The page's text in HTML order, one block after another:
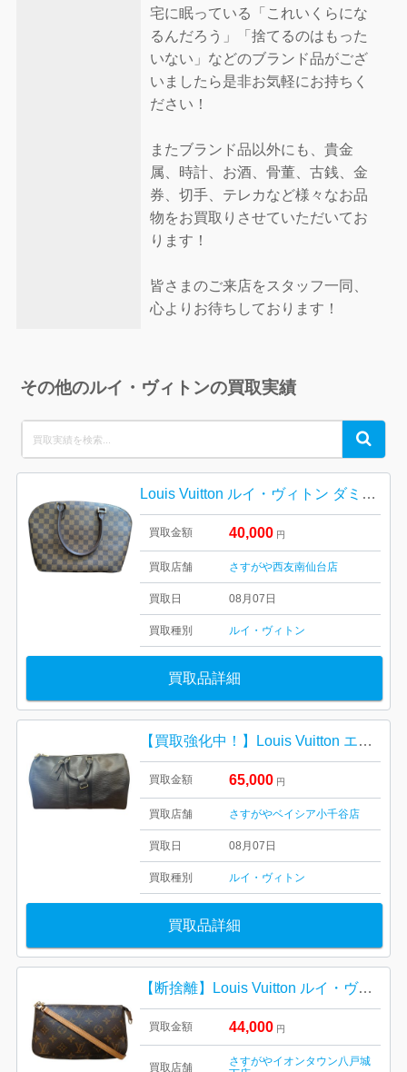
宅に眠っている「これいくらにな
るんだろう」「捨てるのはもった
いない」などのブランド品がござ
いましたら是非お気軽にお持ちく
ださい！
またブランド品以外にも、貴金
属、時計、お酒、骨董、古銭、金
券、切手、テレカなど様々なお品
物をお買取りさせていただいてお
ります！
皆さまのご来店をスタッフ一同、
心よりお待ちしております！
その他のルイ・ヴィトンの買取実績
for:
Search
Louis Vuitton ルイ・ヴィトン ダミエ・エベヌ キャンバス
買取金額 40,000 円
買取店舗 さすがや西友南仙台店
買取日 08月07日
買取種別 ルイ・ヴィトン
買取品詳細
【買取強化中！】Louis Vuitton エピ キーポル50 ルイ・ヴィトン ブランドバッグ
買取金額 65,000 円
買取店舗 さすがやベイシア小千谷店
買取日 08月07日
買取種別 ルイ・ヴィトン
買取品詳細
【断捨離】Louis Vuitton ルイ・ヴィトン ポシェット・アクセソワール
買取金額 44,000 円
買取店舗
さすがやイオンタウン八戸城